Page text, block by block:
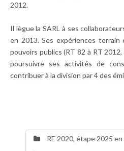
2012.
Il lègue la SARL à ses
en 2013. Ses expériences
pouvoirs publics (RT 82 à RT
poursuivre ses activités de
contribuer à la division par 4 des
RE 2020, étape 2025 en